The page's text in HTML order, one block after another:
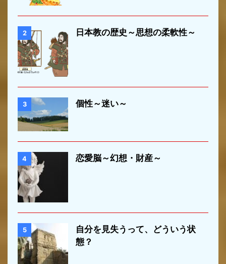
2 日本教の歴史～思想の柔軟性～
3 個性～迷い～
4 恋愛脳～幻想・財産～
5
自分を見失うって、どういう状
態？